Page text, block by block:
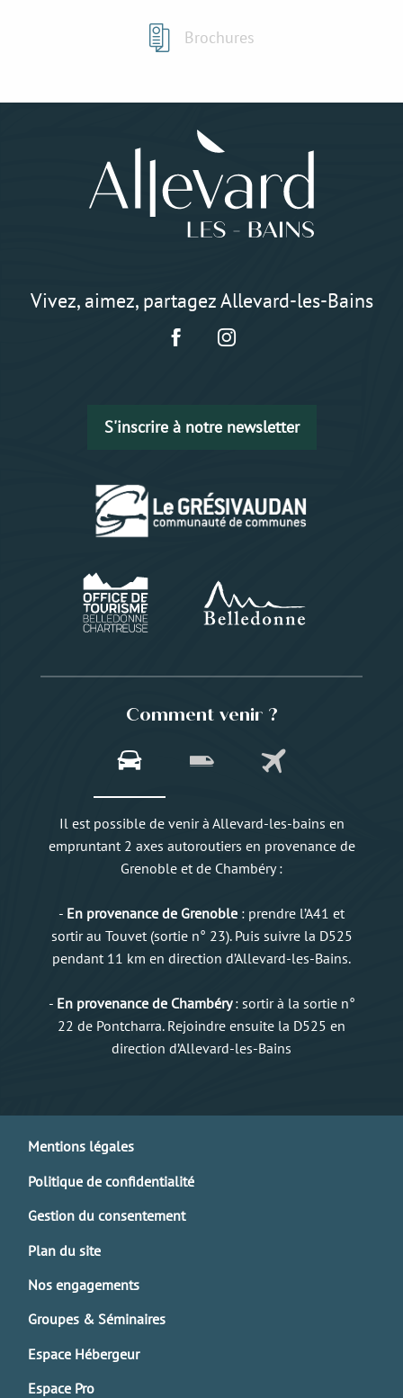
Brochures
Vivez, aimez, partagez Allevard-les-Bains
S'inscrire à notre newsletter
Comment venir ?
Il est possible de venir à Allevard-les-bains en
empruntant 2 axes autoroutiers en provenance de
Grenoble et de Chambéry :
- En provenance de Grenoble : prendre l’A41 et
sortir au Touvet (sortie n° 23). Puis suivre la D525
pendant 11 km en direction d’Allevard-les-Bains.
- En provenance de Chambéry: sortir à la sortie n°
22 de Pontcharra. Rejoindre ensuite la D525 en
direction d’Allevard-les-Bains
Mentions légales
Politique de confidentialité
Gestion du consentement
Plan du site
Nos engagements
Groupes & Séminaires
Espace Hébergeur
Espace Pro